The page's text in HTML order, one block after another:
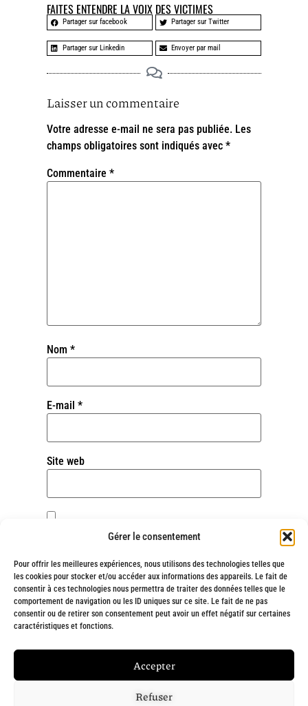
Gérer le consentement
Pour offrir les meilleures expériences, nous utilisons des technologies telles que
les cookies pour stocker et/ou accéder aux informations des appareils. Le fait de
consentir à ces technologies nous permettra de traiter des données telles que le
comportement de navigation ou les ID uniques sur ce site. Le fait de ne pas
consentir ou de retirer son consentement peut avoir un effet négatif sur certaines
caractéristiques et fonctions.
Accepter
Refuser
FAITES ENTENDRE LA VOIX DES VICTIMES
Partager sur facebook Partager sur Twitter
Partager sur Linkedin Envoyer par mail
Laisser un commentaire
Votre adresse e-mail ne sera pas publiée. Les
champs obligatoires sont indiqués avec *
Commentaire *
Nom *
E-mail *
Site web
Enregistrer mon nom, mon e-mail et mon site
dans le navigateur pour mon prochain
Alternative:
Fait avec